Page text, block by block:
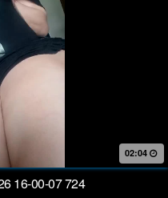
02:04
16-00-07 724